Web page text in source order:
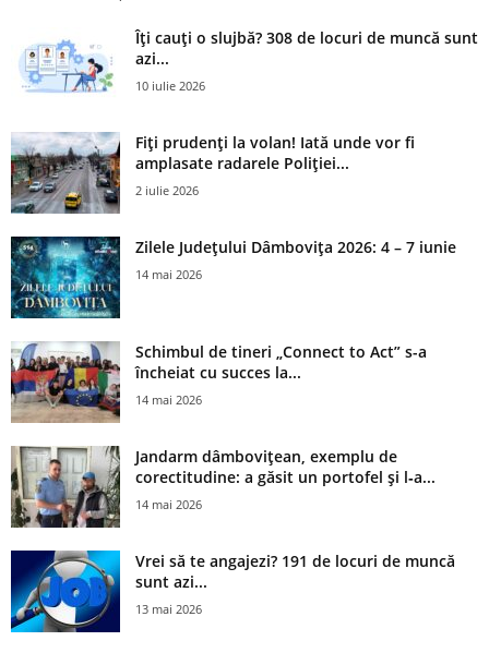
Îți cauți o slujbă? 308 de locuri de muncă sunt
azi...
10 iulie 2026
Fiți prudenți la volan! Iată unde vor fi
amplasate radarele Poliției...
2 iulie 2026
Zilele Județului Dâmbovița 2026: 4 – 7 iunie
14 mai 2026
Schimbul de tineri „Connect to Act” s-a
încheiat cu succes la...
14 mai 2026
Jandarm dâmbovițean, exemplu de
corectitudine: a găsit un portofel și l‑a...
14 mai 2026
Vrei să te angajezi? 191 de locuri de muncă
sunt azi...
13 mai 2026